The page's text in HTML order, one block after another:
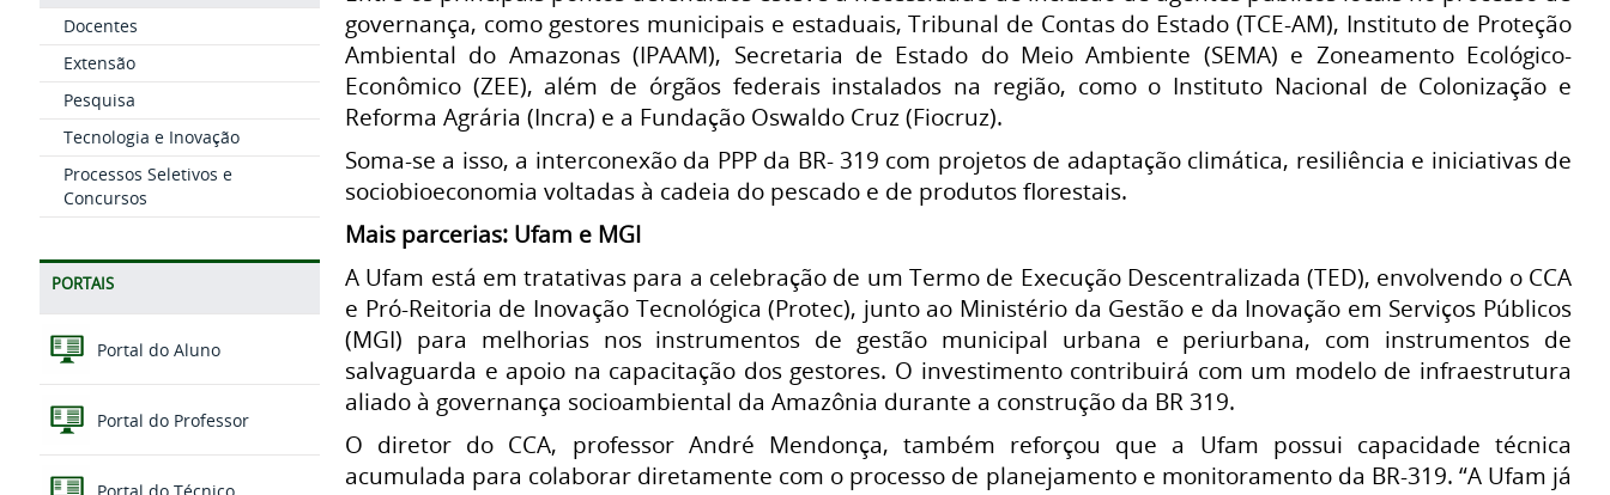
Docentes
Extensão
Pesquisa
Tecnologia e Inovação
Processos Seletivos e
Concursos
PORTAIS
Portal do Aluno
Portal do Professor
governança, como gestores municipais e estaduais, Tribunal de Contas do Estado (TCE-AM), Instituto de Proteção
Ambiental do Amazonas (IPAAM), Secretaria de Estado do Meio Ambiente (SEMA) e Zoneamento Ecológico-
Econômico (ZEE), além de órgãos federais instalados na região, como o Instituto Nacional de Colonização e
Reforma Agrária (Incra) e a Fundação Oswaldo Cruz (Fiocruz).
Soma-se a isso, a interconexão da PPP da BR- 319 com projetos de adaptação climática, resiliência e iniciativas de
sociobioeconomia voltadas à cadeia do pescado e de produtos florestais.
Mais parcerias: Ufam e MGI
A Ufam está em tratativas para a celebração de um Termo de Execução Descentralizada (TED), envolvendo o CCA
e Pró-Reitoria de Inovação Tecnológica (Protec), junto ao Ministério da Gestão e da Inovação em Serviços Públicos
(MGI) para melhorias nos instrumentos de gestão municipal urbana e periurbana, com instrumentos de
salvaguarda e apoio na capacitação dos gestores. O investimento contribuirá com um modelo de infraestrutura
aliado à governança socioambiental da Amazônia durante a construção da BR 319.
O diretor do CCA, professor André Mendonça, também reforçou que a Ufam possui capacidade técnica
acumulada para colaborar diretamente com o processo de planejamento e monitoramento da BR-319. “A Ufam já